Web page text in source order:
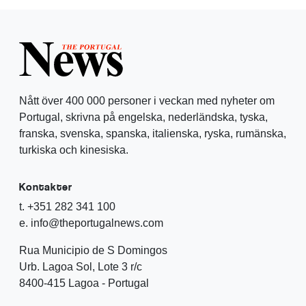
Nått över 400 000 personer i veckan med nyheter om
Portugal, skrivna på engelska, nederländska, tyska,
franska, svenska, spanska, italienska, ryska, rumänska,
turkiska och kinesiska.
Kontakter
t. +351 282 341 100
e. info@theportugalnews.com
Rua Municipio de S Domingos
Urb. Lagoa Sol, Lote 3 r/c
8400-415 Lagoa - Portugal